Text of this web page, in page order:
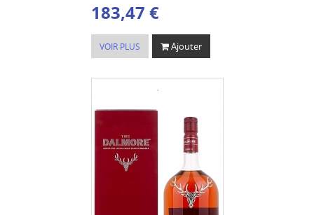
183,47 €
VOIR PLUS Ajouter